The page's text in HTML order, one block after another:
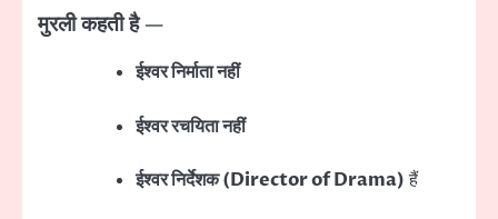
मुरली कहती है —
ईश्वर निर्माता नहीं
ईश्वर रचयिता नहीं
ईश्वर निर्देशक (Director of Drama)हैं